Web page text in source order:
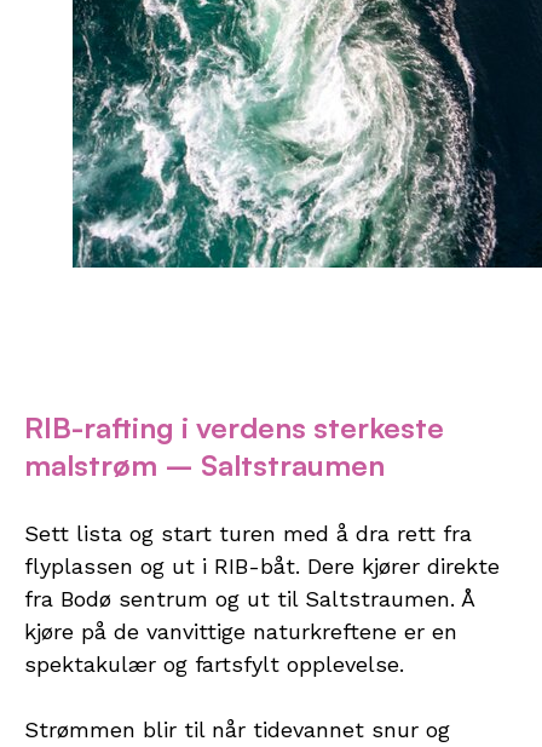
RIB-rafting i verdens sterkeste
malstrøm – Saltstraumen
Sett lista og start turen med å dra rett fra
flyplassen og ut i RIB-båt. Dere kjører direkte
fra Bodø sentrum og ut til Saltstraumen. Å
kjøre på de vanvittige naturkreftene er en
spektakulær og fartsfylt opplevelse.
Strømmen blir til når tidevannet snur og